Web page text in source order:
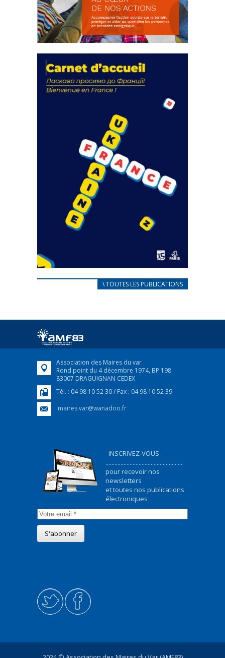
actions
18 septembre 2023
FEUILLETER
CARNET D’ACCUEIL
Afin d’accompagner au mieux les réfugiés
FEUILLETER
\ TOUTES LES PUBLICATIONS
Association des Maires du var
Rond point du 4 décembre 1974, BP 198
83007 DRAGUIGNAN CEDEX
Tél. : 04 98 10 52 30 / Fax : 04 98 10 52 39
maires.var@wanadoo.fr
INSCRIVEZ-VOUS
...................................................
pour recevoir nos
newsletters
et toutes nos publications
électroniques